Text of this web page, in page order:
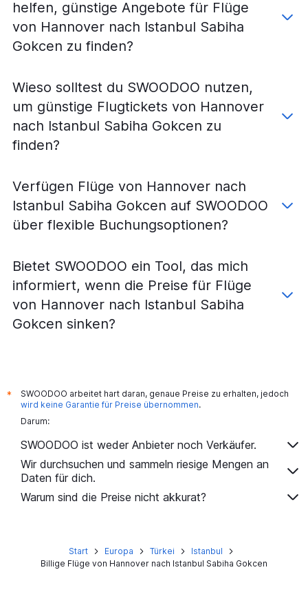
Flüge von Dresden nach Istanbul Sabiha Gokcen
Flüge von Memmingen nach Istanbul Sabiha Gokcen
Flüge von Memmingen nach Istanbul
Flüge von Saarbrücken nach Istanbul
Flüge von Saarbrücken nach Istanbul Sabiha Gokcen
Flüge von Erfurt nach Istanbul
Flüge von Friedrichshafen nach Istanbul
Flüge von Rostock nach Istanbul
Flüge von Rostock nach Istanbul Sabiha Gokcen
helfen, günstige Angebote für Flüge
von Hannover nach Istanbul Sabiha
Gokcen zu finden?
Wieso solltest du SWOODOO nutzen,
um günstige Flugtickets von Hannover
nach Istanbul Sabiha Gokcen zu
finden?
Verfügen Flüge von Hannover nach
Istanbul Sabiha Gokcen auf SWOODOO
über flexible Buchungsoptionen?
Bietet SWOODOO ein Tool, das mich
informiert, wenn die Preise für Flüge
von Hannover nach Istanbul Sabiha
Gokcen sinken?
*
SWOODOO arbeitet hart daran, genaue Preise zu erhalten, jedoch
wird keine Garantie für Preise übernommen.
Darum:
SWOODOO ist weder Anbieter noch Verkäufer.
Wir durchsuchen und sammeln riesige Mengen an
Daten für dich.
Warum sind die Preise nicht akkurat?
Start Europa Türkei
Istanbul
Billige Flüge von Hannover nach Istanbul Sabiha Gokcen